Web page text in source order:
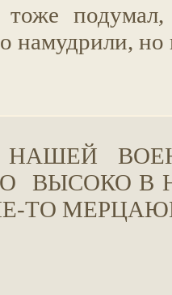
намудрили, но
ВЫСОКО В
ТО